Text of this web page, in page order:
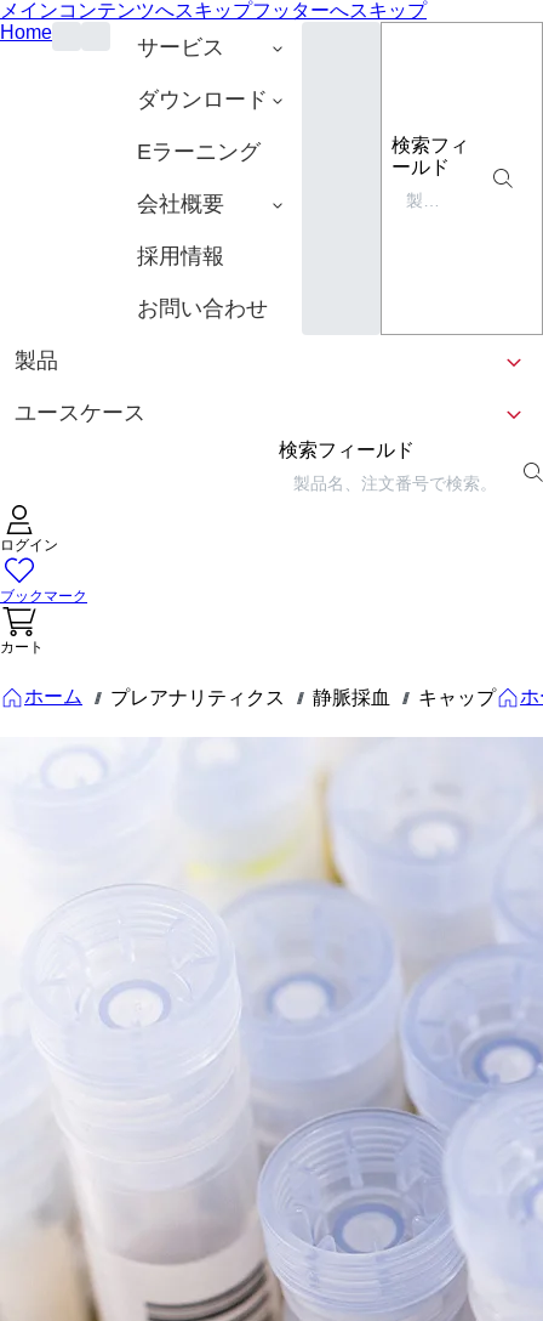
メインコンテンツへスキップフッターへスキップ
Home
サービス
ダウンロード
Eラーニング
会社概要
採用情報
お問い合わせ
検索フィ
ールド
製品
ユースケース
検索フィールド
ログイン
ブックマーク
カート
ホーム /// プレアナリティクス /// 静脈採血 /// キャップ